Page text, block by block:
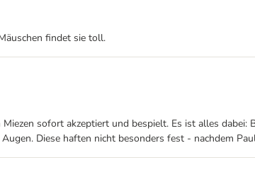
findet sie toll.
sofort akzeptiert und bespielt. Es ist alles
Diese haften nicht besonders fest - nachdem